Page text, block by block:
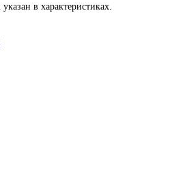
в характеристиках.